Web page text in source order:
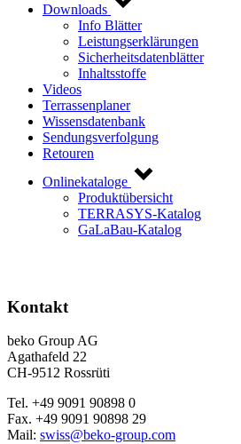
Downloads
Info Blätter
Leistungserklärungen
Sicherheitsdatenblätter
Inhaltsstoffe
Videos
Terrassenplaner
Wissensdatenbank
Sendungsverfolgung
Retouren
Onlinekataloge
Produktübersicht
TERRASYS-Katalog
GaLaBau-Katalog
Kontakt
beko Group AG
Agathafeld 22
CH-9512 Rossrüti
Tel. +49 9091 90898 0
Fax. +49 9091 90898 29
Mail: swiss@beko-group.com